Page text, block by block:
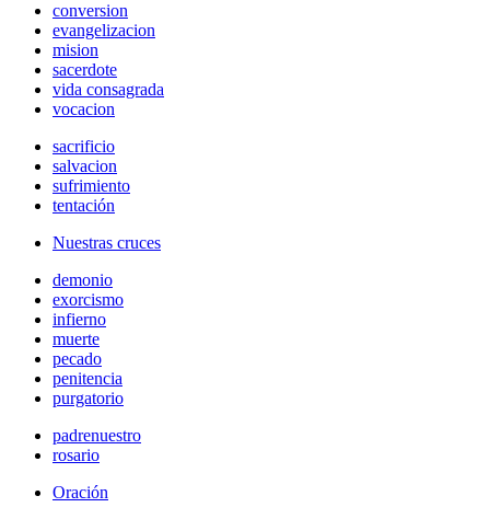
conversion
evangelizacion
mision
sacerdote
vida consagrada
vocacion
sacrificio
salvacion
sufrimiento
tentación
Nuestras cruces
demonio
exorcismo
infierno
muerte
pecado
penitencia
purgatorio
padrenuestro
rosario
Oración